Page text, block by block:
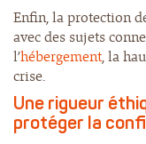
Enfin, la protection
avec des sujets
l’hébergement, la
crise.
Une rigueur
protéger la